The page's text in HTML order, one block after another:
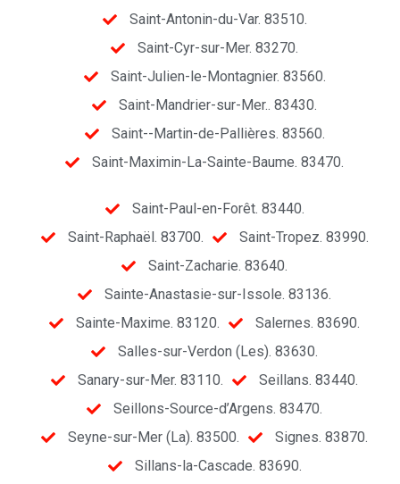
Saint-Antonin-du-Var. 83510.
Saint-Cyr-sur-Mer. 83270.
Saint-Julien-le-Montagnier. 83560.
Saint-Mandrier-sur-Mer.. 83430.
Saint--Martin-de-Pallières. 83560.
Saint-Maximin-La-Sainte-Baume. 83470.
Saint-Paul-en-Forêt. 83440.
Saint-Raphaël. 83700.
Saint-Tropez. 83990.
Saint-Zacharie. 83640.
Sainte-Anastasie-sur-Issole. 83136.
Sainte-Maxime. 83120.
Salernes. 83690.
Salles-sur-Verdon (Les). 83630.
Sanary-sur-Mer. 83110.
Seillans. 83440.
Seillons-Source-d’Argens. 83470.
Seyne-sur-Mer (La). 83500.
Signes. 83870.
Sillans-la-Cascade. 83690.